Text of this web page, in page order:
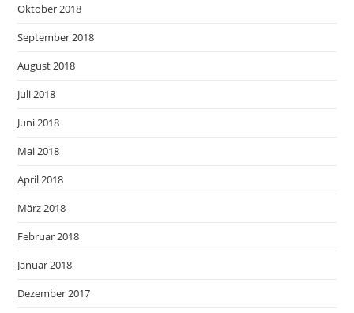
Oktober 2018
September 2018
August 2018
Juli 2018
Juni 2018
Mai 2018
April 2018
März 2018
Februar 2018
Januar 2018
Dezember 2017